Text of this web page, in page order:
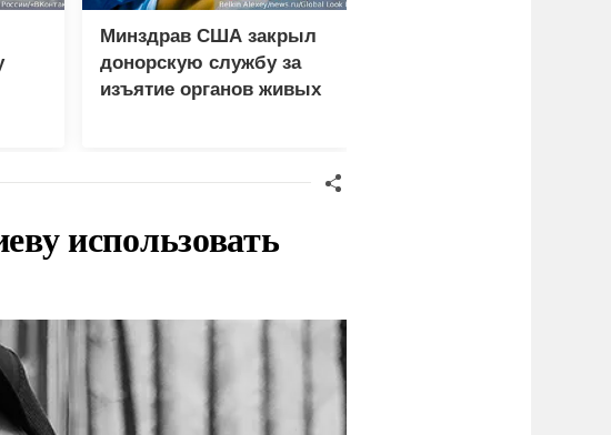
Минздрав США закрыл
донорскую службу за
изъятие органов живых
использовать